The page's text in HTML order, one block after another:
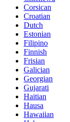
Corsican
Croatian
Dutch
Estonian
Filipino
Finnish
Frisian
Galician
Georgian
Gujarati
Haitian
Hausa
Hawaiian